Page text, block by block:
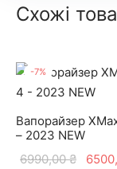
Схожі
-7%
Вапорайзер
– 2023 NEW
6990,00₴